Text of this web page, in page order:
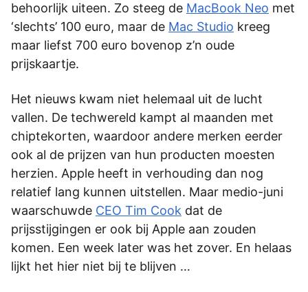
behoorlijk uiteen. Zo steeg de MacBook Neo met
‘slechts’ 100 euro, maar de Mac Studio kreeg
maar liefst 700 euro bovenop z’n oude
prijskaartje.
Het nieuws kwam niet helemaal uit de lucht
vallen. De techwereld kampt al maanden met
chiptekorten, waardoor andere merken eerder
ook al de prijzen van hun producten moesten
herzien. Apple heeft in verhouding dan nog
relatief lang kunnen uitstellen. Maar medio-juni
waarschuwde CEO Tim Cook dat de
prijsstijgingen er ook bij Apple aan zouden
komen. Een week later was het zover. En helaas
lijkt het hier niet bij te blijven …